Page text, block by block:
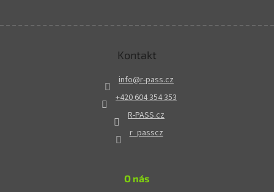
Kontakt
info@r-pass.cz
+420 604 354 353
R-PASS.cz
r_passcz
O nás